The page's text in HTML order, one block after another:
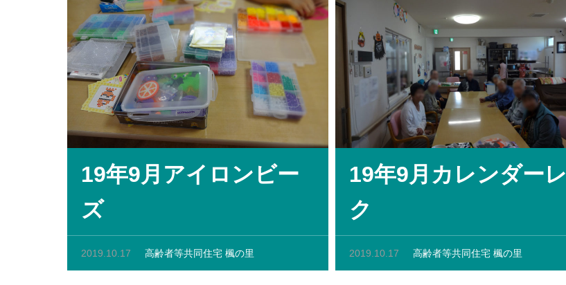
19年9月アイロンビー
ズ
2019.10.17 高齢者等共同住宅 楓の里
19年9月カレンダーレ
ク
2019.10.17 高齢者等共同住宅 楓の里